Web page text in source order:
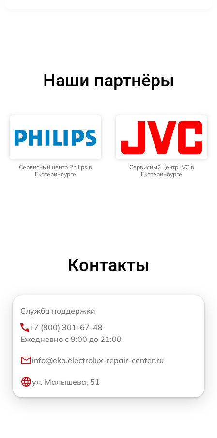
Наши партнёры
Сервисный центр Philips в
Екатеринбурге
Сервисный центр JVC в
Екатеринбурге
Контакты
Служба поддержки
+7 (800) 301-67-48
Ежедневно с 9:00 до 21:00
info@ekb.electrolux-repair-center.ru
ул. Малышева, 51